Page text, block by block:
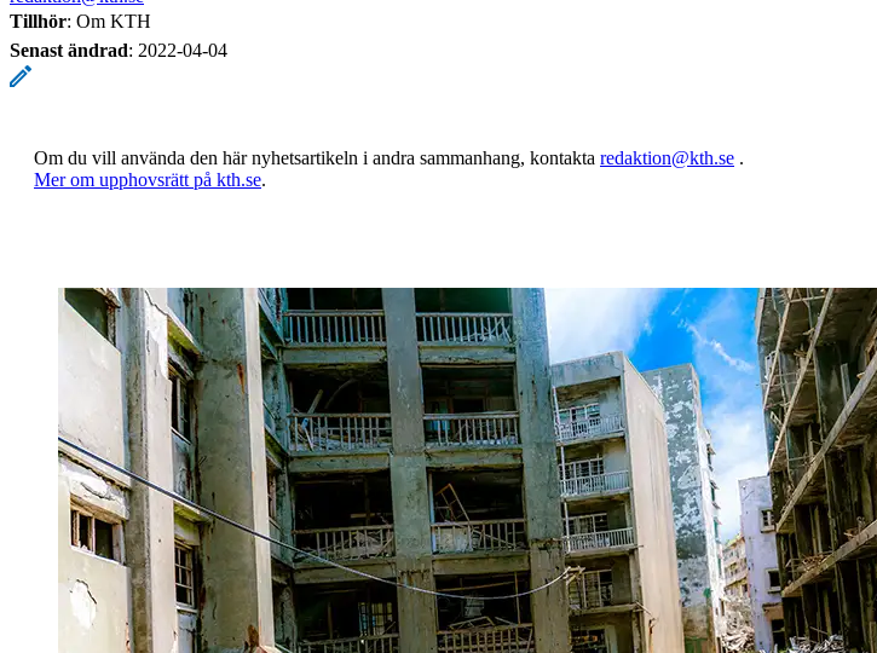
Tillhör: Om KTH
Senast ändrad: 2022-04-04
Om du vill använda den här nyhetsartikeln i andra sammanhang, kontakta redaktion@kth.se .
​​​​​​​Mer om upphovsrätt på kth.se​​​​​​​​​​​​​​.